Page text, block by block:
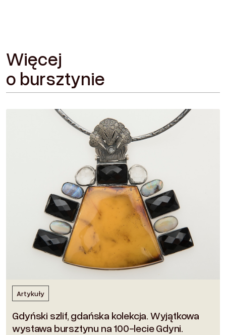
Więcej
o bursztynie
Artykuły
Gdyński szlif, gdańska kolekcja. Wyjątkowa
wystawa bursztynu na 100-lecie Gdyni.